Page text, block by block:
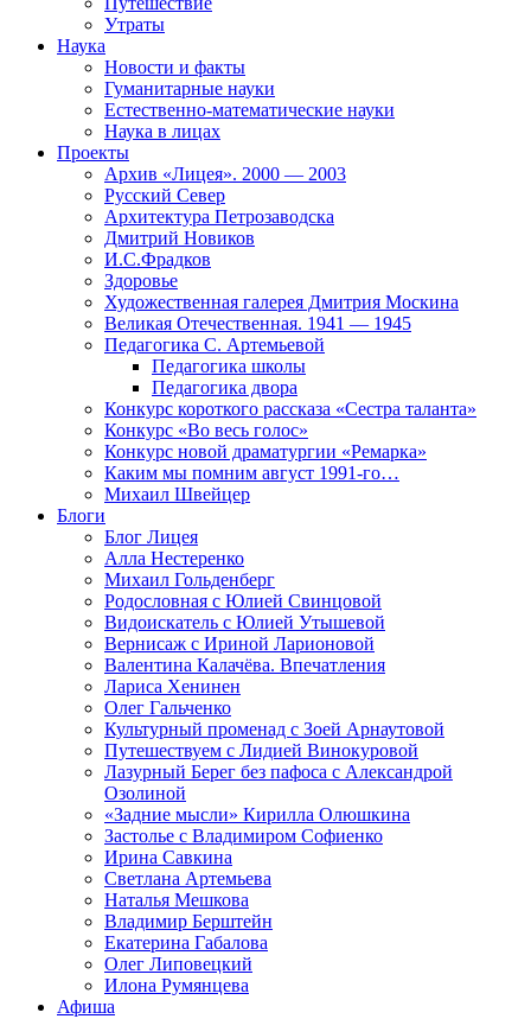
Утраты
Наука
Новости и факты
Гуманитарные науки
Естественно-математические науки
Наука в лицах
Проекты
Архив «Лицея». 2000 — 2003
Русский Север
Архитектура Петрозаводска
Дмитрий Новиков
И.С.Фрадков
Здоровье
Художественная галерея Дмитрия Москина
Великая Отечественная. 1941 — 1945
Педагогика С. Артемьевой
Педагогика школы
Педагогика двора
Конкурс короткого рассказа «Сестра таланта»
Конкурс «Во весь голос»
Конкурс новой драматургии «Ремарка»
Каким мы помним август 1991-го…
Михаил Швейцер
Блоги
Блог Лицея
Алла Нестеренко
Михаил Гольденберг
Родословная с Юлией Свинцовой
Видоискатель с Юлией Утышевой
Вернисаж с Ириной Ларионовой
Валентина Калачёва. Впечатления
Лариса Хенинен
Олег Гальченко
Культурный променад с Зоей Арнаутовой
Путешествуем с Лидией Винокуровой
Лазурный Берег без пафоса с Александрой
Озолиной
«Задние мысли» Кирилла Олюшкина
Застолье с Владимиром Софиенко
Ирина Савкина
Светлана Артемьева
Наталья Мешкова
Владимир Берштейн
Екатерина Габалова
Олег Липовецкий
Илона Румянцева
Афиша